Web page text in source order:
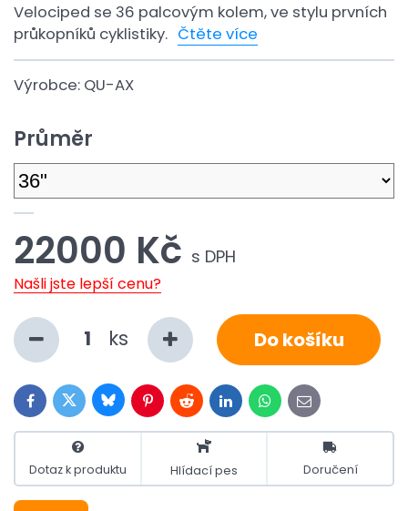
Velociped se 36 palcovým kolem, ve stylu prvních
průkopníků cyklistiky. Čtěte více
Výrobce: QU-AX
Průměr
22000 Kč s DPH
Našli jste lepší cenu?
ks Do košíku
FacebookTwitterBlueskyPinterestRedditLinkedInWhatsApp
E-
mail
Dotaz k produktu Hlídací pes Doručení